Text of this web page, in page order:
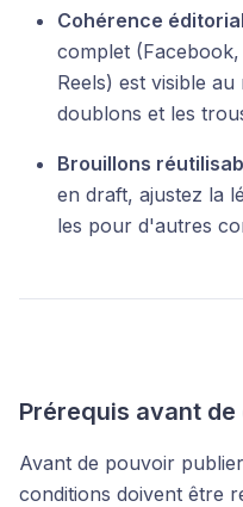
Cohérence
complet
Reels) est visible
doublons et les
Brouillons
en draft, ajustez la
les pour d'autres
Prérequis avant
Avant de pouvoir
conditions doivent être